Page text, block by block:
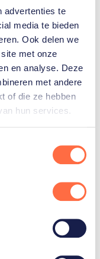
advertenties te
media te bieden
Ook delen we
met onze
en analyse. Deze
met andere
of die ze hebben
hun services.
en smart-
wedstrijden
Radio 1